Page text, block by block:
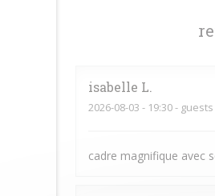
isabelle L
2026-08-03 - 19:30 - guests
cadre magnifique avec